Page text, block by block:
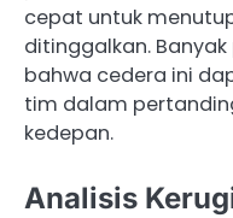
cepat untuk
ditinggalkan.
bahwa cedera ini
tim dalam
kedepan.
Analisis